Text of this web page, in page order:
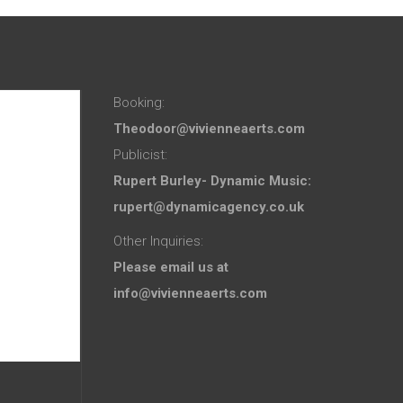
Booking:
Theodoor@vivienneaerts.com
Publicist:
Rupert Burley- Dynamic Music:
rupert@dynamicagency.co.uk
Other Inquiries:
Please email us at
info@vivienneaerts.com